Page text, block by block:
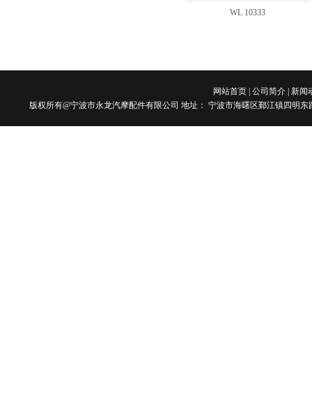
WL 10333
网站首页 公司简介 新闻
版权所有@宁波市永龙汽摩配件有限公司 地址： 宁波市海曙区鄞江镇四明东